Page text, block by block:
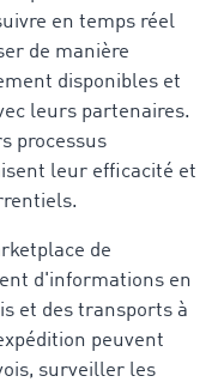
en temps réel
de manière
disponibles et
leurs partenaires.
processus
leur efficacité et
de
d'informations en
et des transports à
peuvent
surveiller les